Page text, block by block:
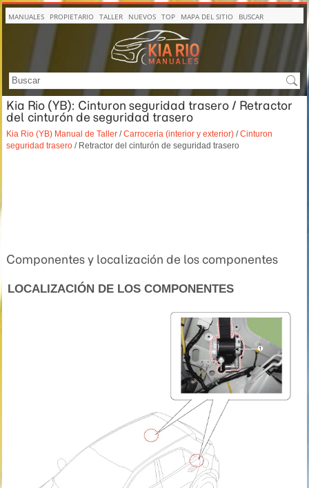
MANUALES PROPIETARIO TALLER NUEVOS TOP MAPA DEL SITIO BUSCAR
Kia Rio (YB): Cinturon seguridad trasero / Retractor
del cinturón de seguridad trasero
Kia Rio (YB) Manual de Taller /Carroceria (interior y exterior) /Cinturon
seguridad trasero / Retractor del cinturón de seguridad trasero
Componentes y localización de los componentes
LOCALIZACIÓN DE LOS COMPONENTES